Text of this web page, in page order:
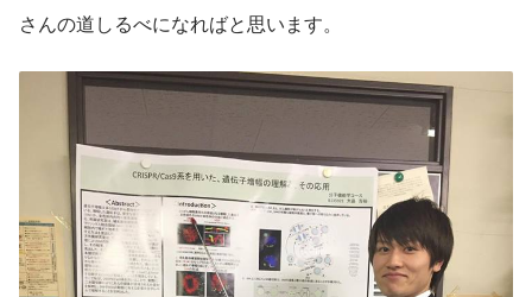
さんの道しるべになればと思います。